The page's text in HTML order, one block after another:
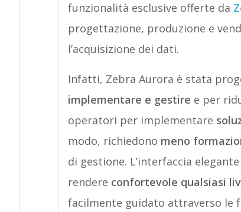
funzionalità esclusive offerte da
progettazione, produzione e
l’acquisizione dei dati.
Infatti, Zebra Aurora è stata
implementare e gestire e per
operatori per implementare
modo, richiedono meno
di gestione. L’interfaccia
rendere confortevole qualsiasi
facilmente guidato attraverso le